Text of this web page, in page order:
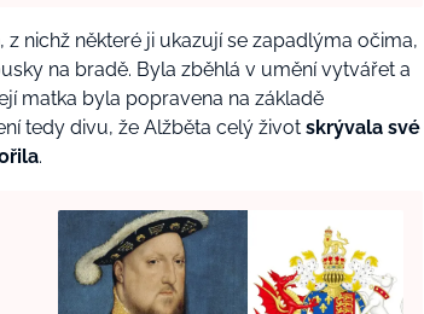
nichž některé ji ukazují se zapadlýma očima,
na bradě. Byla zběhlá v umění vytvářet a
matka byla popravena na základě
tedy divu, že Alžběta celý život skrývala své
.